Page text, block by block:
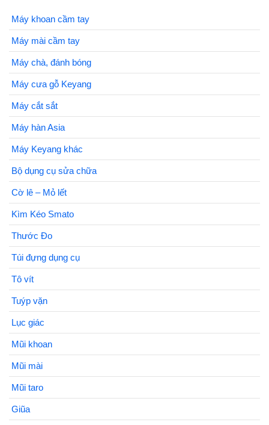
Máy khoan cầm tay
Máy mài cầm tay
Máy chà, đánh bóng
Máy cưa gỗ Keyang
Máy cắt sắt
Máy hàn Asia
Máy Keyang khác
Bộ dụng cụ sửa chữa
Cờ lê – Mỏ lết
Kìm Kéo Smato
Thước Đo
Túi đựng dụng cụ
Tô vít
Tuýp vặn
Lục giác
Mũi khoan
Mũi mài
Mũi taro
Giũa